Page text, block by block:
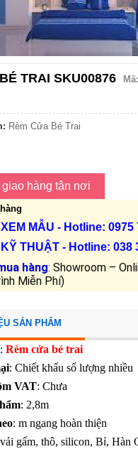
TRAI SKU00876 Mã:
Rèm Cửa Bé Trai
XEM MẪU - Hotline: 0975
KỸ THUẬT- Hotline: 038
hàng: Showroom –
Miễn Phí)
SẢN PHẨM
: Rèm cửa bé trai
: Chiết khấu số lượng nhiều
VAT: Chưa
: 2,8m
: m ngang hoàn thiện
gấm, thô, silicon, Bỉ, Hàn